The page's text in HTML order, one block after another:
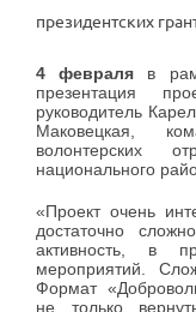
президентских
4 февраля в
презентация
руководитель
Маковецкая,
волонтерских
национального
«Проект очень
достаточно
активность, в
мероприятий.
Формат
не только